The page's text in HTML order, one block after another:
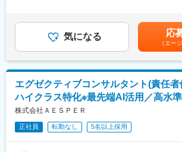
◎高還元インセンティブ
1名決定ごとに粗利の25%～60％をインセ
毎月で上限なし。年収数千万規模も可能。
◎経営層直の案件に挑戦
CXOクラスや経営者直の独占求人を扱い、
生み出せる環境。ブティック型ならではの
◎ハイパフォーマー多数在籍
■入社後について：
入社後スキルに応じ、マンツーマンで共有
に実務に取り組んでいただきます。実際の
部署全体としては、年齢も近い方が多く在
ットな関係です。未経験の社員も在籍して
ーションが活発に行われております。20代
が多く、明るい雰囲気の部署となります。
材の支援がメインとなるため、ビジネスマ
メンバーが揃っております。
賞与・インセンティブは別途支給（想定年
タイトル/役職により支給額に変動あり■昇
でも目安の金額であり、選考を通じて上下
す。月給(月額)は固定手当を含めた表記です
気になる 応
（エー
エグゼクティブコンサルタント(責任
ハイクラス特化※最先端AI活用／高水
株式会社ＡＥＳＰＥＲ
正社員 転勤なし 5名以上採用